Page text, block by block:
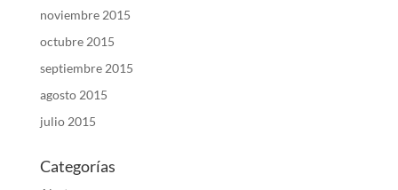
noviembre 2015
octubre 2015
septiembre 2015
agosto 2015
julio 2015
Categorías